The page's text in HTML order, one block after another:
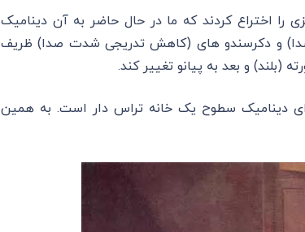
را اختراع کردند که ما در حال حاضر به آن دینامیک
و دکرسندو های (کاهش تدریجی شدت صدا) ظریف
(بلند) و بعد به پیانو تغییر کند.
دینامیک سطوح یک خانه تراس دار است. به همین